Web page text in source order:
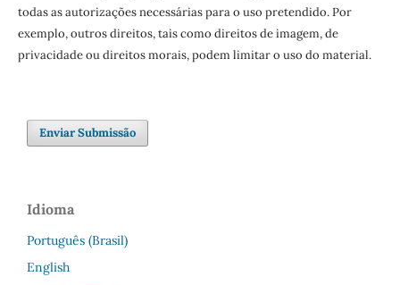
todas as autorizações necessárias para o uso pretendido. Por
exemplo, outros direitos, tais como direitos de imagem, de
privacidade ou direitos morais, podem limitar o uso do material.
Enviar Submissão
Idioma
Português (Brasil)
English